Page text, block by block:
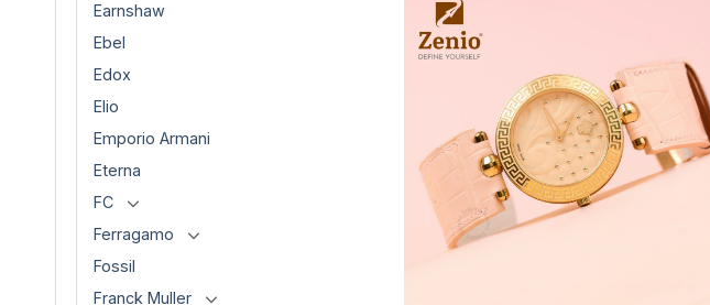
Earnshaw
Ebel
Edox
Elio
Emporio Armani
Eterna
FC
Ferragamo
Fossil
Franck Muller